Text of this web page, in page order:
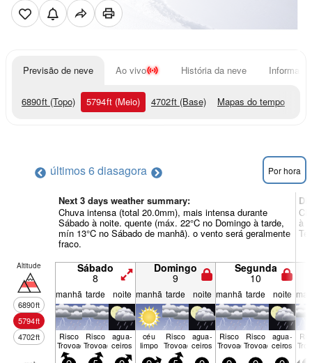
Previsão de neve Ao vivo História da neve
6890ft (Topo) 5794ft (Meio) 4702ft (Base) Mapas do tempo
últimos 6 diasagora Por hora
Next 3 days weather summary:
Chuva intensa (total 20.0mm), mais intensa durante
Sábado à noite. quente (máx. 22°C no Domingo à tarde,
mín 13°C no Sábado de manhã). o vento será geralmente
fraco.
à
Altitude
6890ft
5794ft
4702ft
Sábado
8
Domingo
9
Segunda
10
manhã tarde noite manhã tarde noite manhã tarde noite
Risco
Trovoada
Risco
Trovoada
agua­
ceiros
céu
limpo
Risco
Trovoada
agua­
ceiros
Risco
Trovoada
Risco
Trovoada
agua­
ceiros